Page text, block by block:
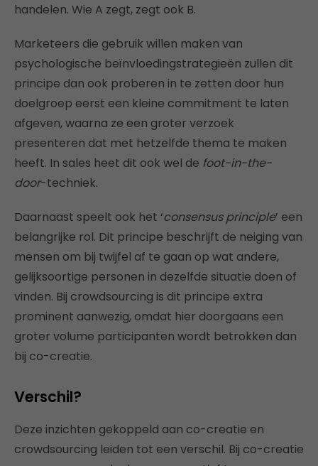
handelen. Wie A zegt, zegt ook B.
Marketeers die gebruik willen maken van
psychologische beïnvloedingstrategieën zullen dit
principe dan ook proberen in te zetten door hun
doelgroep eerst een kleine commitment te laten
afgeven, waarna ze een groter verzoek
presenteren dat met hetzelfde thema te maken
heeft. In sales heet dit ook wel de foot-in-the-
door-techniek.
Daarnaast speelt ook het ‘consensus principle’ een
belangrijke rol. Dit principe beschrijft de neiging van
mensen om bij twijfel af te gaan op wat andere,
gelijksoortige personen in dezelfde situatie doen of
vinden. Bij crowdsourcing is dit principe extra
prominent aanwezig, omdat hier doorgaans een
groter volume participanten wordt betrokken dan
bij co-creatie.
Verschil?
Deze inzichten gekoppeld aan co-creatie en
crowdsourcing leiden tot een verschil. Bij co-creatie